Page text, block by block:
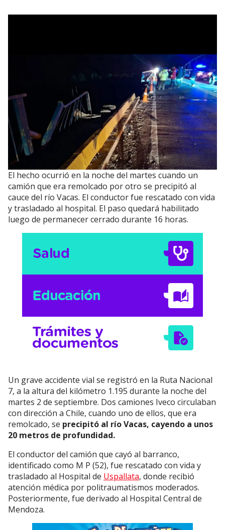
El hecho ocurrió en la noche del martes cuando un
camión que era remolcado por otro se precipitó al
cauce del río Vacas. El conductor fue rescatado con vida
y trasladado al hospital. El paso quedará habilitado
luego de permanecer cerrado durante 16 horas.
Un grave accidente vial se registró en la Ruta Nacional
7, a la altura del kilómetro 1.195 durante la noche del
martes 2 de septiembre. Dos camiones Iveco circulaban
con dirección a Chile, cuando uno de ellos, que era
remolcado, se precipitó al río Vacas, cayendo a unos
20 metros de profundidad.
El conductor del camión que cayó al barranco,
identificado como M P (52), fue rescatado con vida y
trasladado al Hospital de Uspallata, donde recibió
atención médica por politraumatismos moderados.
Posteriormente, fue derivado al Hospital Central de
Mendoza.